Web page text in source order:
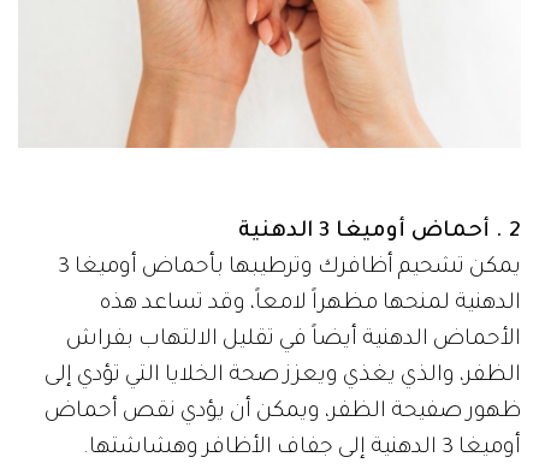
2 . أحماض أوميغا 3 الدهنية
يمكن تشحيم أظافرك وترطيبها بأحماض أوميغا 3
الدهنية لمنحها مظهراً لامعاً، وقد تساعد هذه
الأحماض الدهنية أيضاً في تقليل الالتهاب بفراش
الظفر، والذي يغذي ويعزز صحة الخلايا التي تؤدي إلى
ظهور صفيحة الظفر، ويمكن أن يؤدي نقص أحماض
أوميغا 3 الدهنية إلى جفاف الأظافر وهشاشتها.